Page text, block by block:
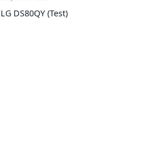
LG DS80QY (Test)